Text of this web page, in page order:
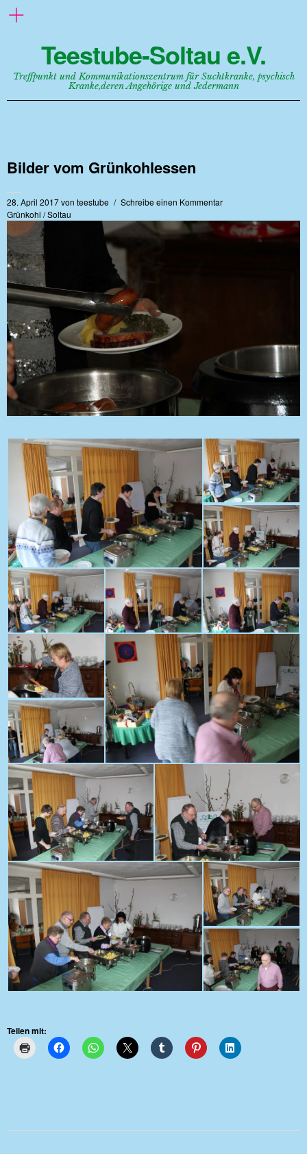
Teestube-Soltau e.V.
Treffpunkt und Kommunikationszentrum für Suchtkranke, psychisch
Kranke,deren Angehörige und Jedermann
Bilder vom Grünkohlessen
28. April 2017von teestube
Schreibe einen Kommentar
Grünkohl /Soltau
Teilen mit: